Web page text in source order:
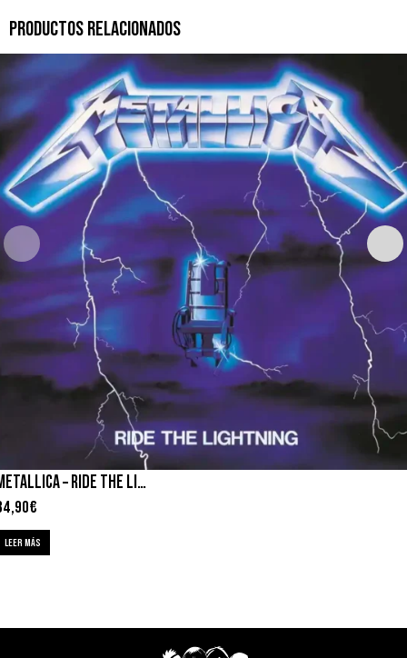
PRODUCTOS RELACIONADOS
METALLICA – RIDE THE LIGHTING
€
LEER MÁS